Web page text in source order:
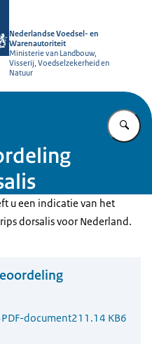
Nederlandse Voedsel- en
Warenautoriteit
Ministerie van Landbouw,
Visserij, Voedselzekerheid en
Natuur
u een indicatie van het
dorsalis voor Nederland.
PDF-document211.14 KB6